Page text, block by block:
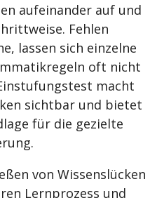
aufeinander auf und
Fehlen
lassen sich einzelne
oft nicht
macht
sichtbar und bietet
für die gezielte
von Wissenslücken
Lernprozess und